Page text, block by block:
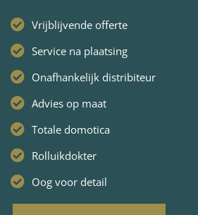
Vrijblijvende offerte
Service na plaatsing
Onafhankelijk distribiteur
Advies op maat
Totale domotica
Rolluikdokter
Oog voor detail